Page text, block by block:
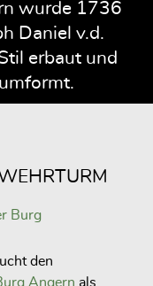
wurde 1736
Daniel v.d.
erbaut und
Burg
den
Angern als